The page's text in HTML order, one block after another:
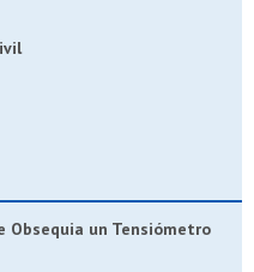
Obsequia un Tensiómetro